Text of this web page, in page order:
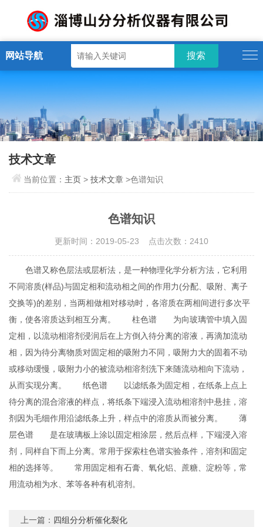
网站导航
技术文章
当前位置： 主页 >技术文章 >色谱知识
色谱知识
更新时间：2019-05-23 点击次数：2410
色谱又称色层法或层析法，是一种物理化学分析方法，它利用
不同溶质(样品)与固定相和流动相之间的作用力(分配、吸附、离子
交换等)的差别，当两相做相对移动时，各溶质在两相间进行多次平
衡，使各溶质达到相互分离。 柱色谱 为向玻璃管中填入固
定相，以流动相溶剂浸润后在上方倒入待分离的溶液，再滴加流动
相，因为待分离物质对固定相的吸附力不同，吸附力大的固着不动
或移动缓慢，吸附力小的被流动相溶剂洗下来随流动相向下流动，
从而实现分离。 纸色谱 以滤纸条为固定相，在纸条上点上
待分离的混合溶液的样点，将纸条下端浸入流动相溶剂中悬挂，溶
剂因为毛细作用沿滤纸条上升，样点中的溶质从而被分离。 薄
层色谱 是在玻璃板上涂以固定相涂层，然后点样，下端浸入溶
剂，同样自下而上分离。常用于探索柱色谱实验条件，溶剂和固定
相的选择等。 常用固定相有石膏、氧化铝、蔗糖、淀粉等，常
用流动相为水、苯等各种有机溶剂。
上一篇： 四组分分析催化裂化